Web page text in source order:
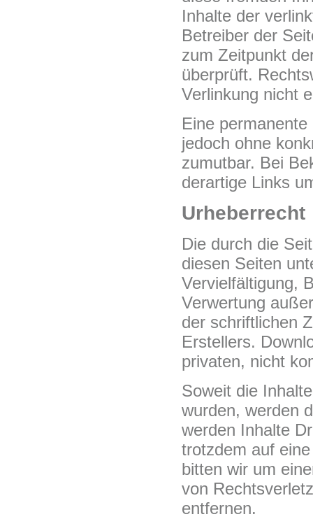
Inhalte der
Betreiber der
zum Zeitpunkt
überprüft.
Verlinkung nicht
Eine
jedoch ohne
zumutbar. Bei
derartige Links
Urheberrecht
Die durch die
diesen Seiten
Vervielfältigung,
Verwertung
der schriftlichen
Erstellers.
privaten, nicht
Soweit die
wurden, werden
werden Inhalte
trotzdem auf
bitten wir um
von
entfernen.